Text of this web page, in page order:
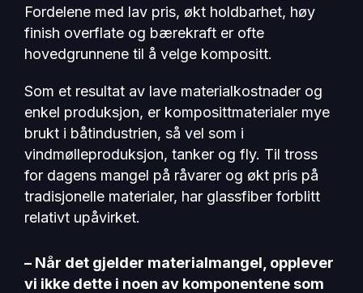
Fordelene med lav pris, økt holdbarhet, høy
finish overflate og bærekraft er ofte
hovedgrunnene til å velge kompositt.
Som et resultat av lave materialkostnader og
enkel produksjon, er komposittmaterialer mye
brukt i båtindustrien, så vel som i
vindmølleproduksjon, tanker og fly. Til tross
for dagens mangel på råvarer og økt pris på
tradisjonelle materialer, har glassfiber forblitt
relativt upåvirket.
– Når det gjelder materialmangel, opplever
vi ikke dette i noen av komponentene som